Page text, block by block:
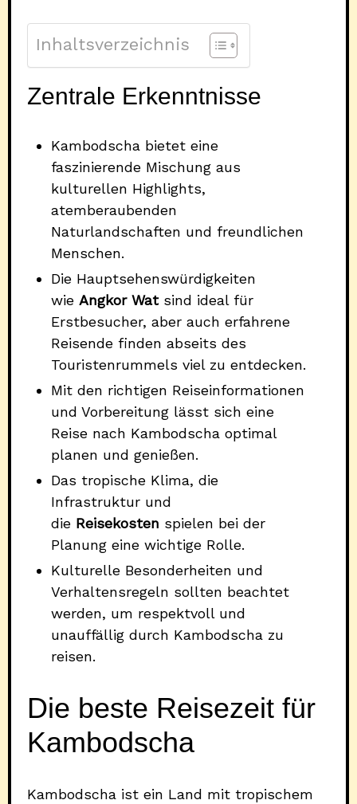
Inhaltsverzeichnis
Zentrale Erkenntnisse
Kambodscha bietet eine
faszinierende Mischung aus
kulturellen Highlights,
atemberaubenden
Naturlandschaften und freundlichen
Menschen.
Die Hauptsehenswürdigkeiten
wie Angkor Watsind ideal für
Erstbesucher, aber auch erfahrene
Reisende finden abseits des
Touristenrummels viel zu entdecken.
Mit den richtigen Reiseinformationen
und Vorbereitung lässt sich eine
Reise nach Kambodscha optimal
planen und genießen.
Das tropische Klima, die
Infrastruktur und
die Reisekosten spielen bei der
Planung eine wichtige Rolle.
Kulturelle Besonderheiten und
Verhaltensregeln sollten beachtet
werden, um respektvoll und
unauffällig durch Kambodscha zu
reisen.
Die beste Reisezeit für
Kambodscha
Kambodscha ist ein Land mit tropischem